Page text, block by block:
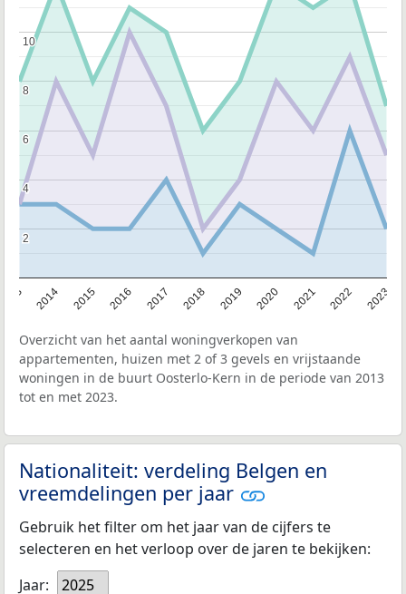
2014 2015 2016 2017 2018 2019 2020 2021 2022 2023
2
2
4
4
6
6
8
8
10
10
Overzicht van het aantal woningverkopen van
appartementen, huizen met 2 of 3 gevels en vrijstaande
woningen in de buurt Oosterlo-Kern in de periode van 2013
tot en met 2023.
Nationaliteit: verdeling Belgen en
vreemdelingen per jaar
Gebruik het filter om het jaar van de cijfers te
selecteren en het verloop over de jaren te bekijken:
Jaar:
2025